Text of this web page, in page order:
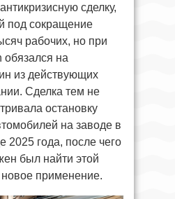
сделку,
под сокращение
рабочих, но при
обязался на
из действующих
Сделка тем не
остановку
на заводе в
2025 года, после чего
был найти этой
применение.